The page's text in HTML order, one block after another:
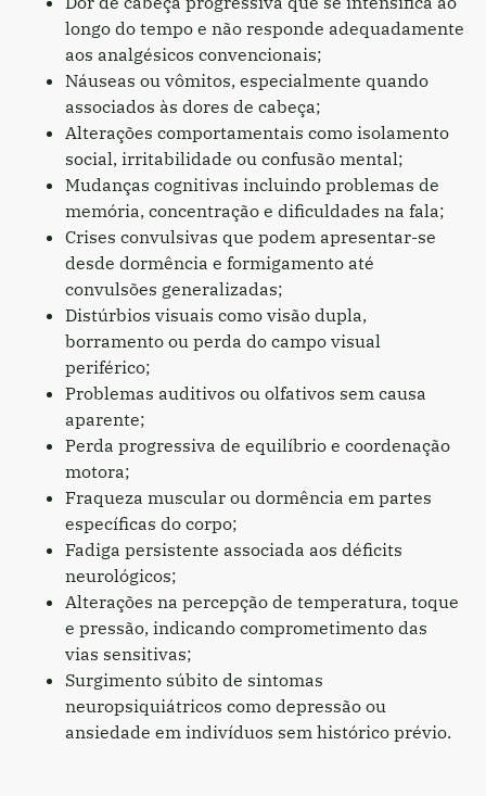
longo do tempo e não responde adequadamente
aos analgésicos convencionais;
Náuseas ou vômitos, especialmente quando
associados às dores de cabeça;
Alterações comportamentais como isolamento
social, irritabilidade ou confusão mental;
Mudanças cognitivas incluindo problemas de
memória, concentração e dificuldades na fala;
Crises convulsivas que podem apresentar-se
desde dormência e formigamento até
convulsões generalizadas;
Distúrbios visuais como visão dupla,
borramento ou perda do campo visual
periférico;
Problemas auditivos ou olfativos sem causa
aparente;
Perda progressiva de equilíbrio e coordenação
motora;
Fraqueza muscular ou dormência em partes
específicas do corpo;
Fadiga persistente associada aos déficits
neurológicos;
Alterações na percepção de temperatura, toque
e pressão, indicando comprometimento das
vias sensitivas;
Surgimento súbito de sintomas
neuropsiquiátricos como depressão ou
ansiedade em indivíduos sem histórico prévio.